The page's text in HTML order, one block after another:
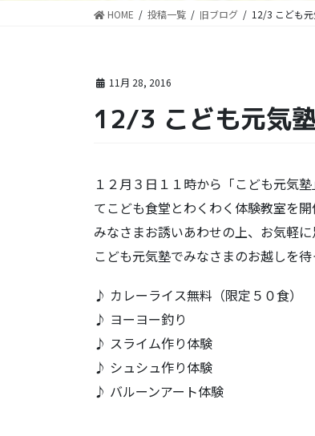
HOME 投稿一覧 旧ブログ 12/3 こども元
11月 28, 2016
12/3 こども元気
１２月３日１１時から「こども元気
てこども食堂とわくわく体験教室を開
みなさまお誘いあわせの上、お気軽に
こども元気塾でみなさまのお越しを待
♪ カレーライス無料（限定５０食）
♪ ヨーヨー釣り
♪ スライム作り体験
♪ シュシュ作り体験
♪ バルーンアート体験